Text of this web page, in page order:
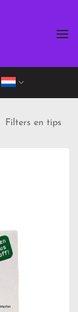
Filters en tips